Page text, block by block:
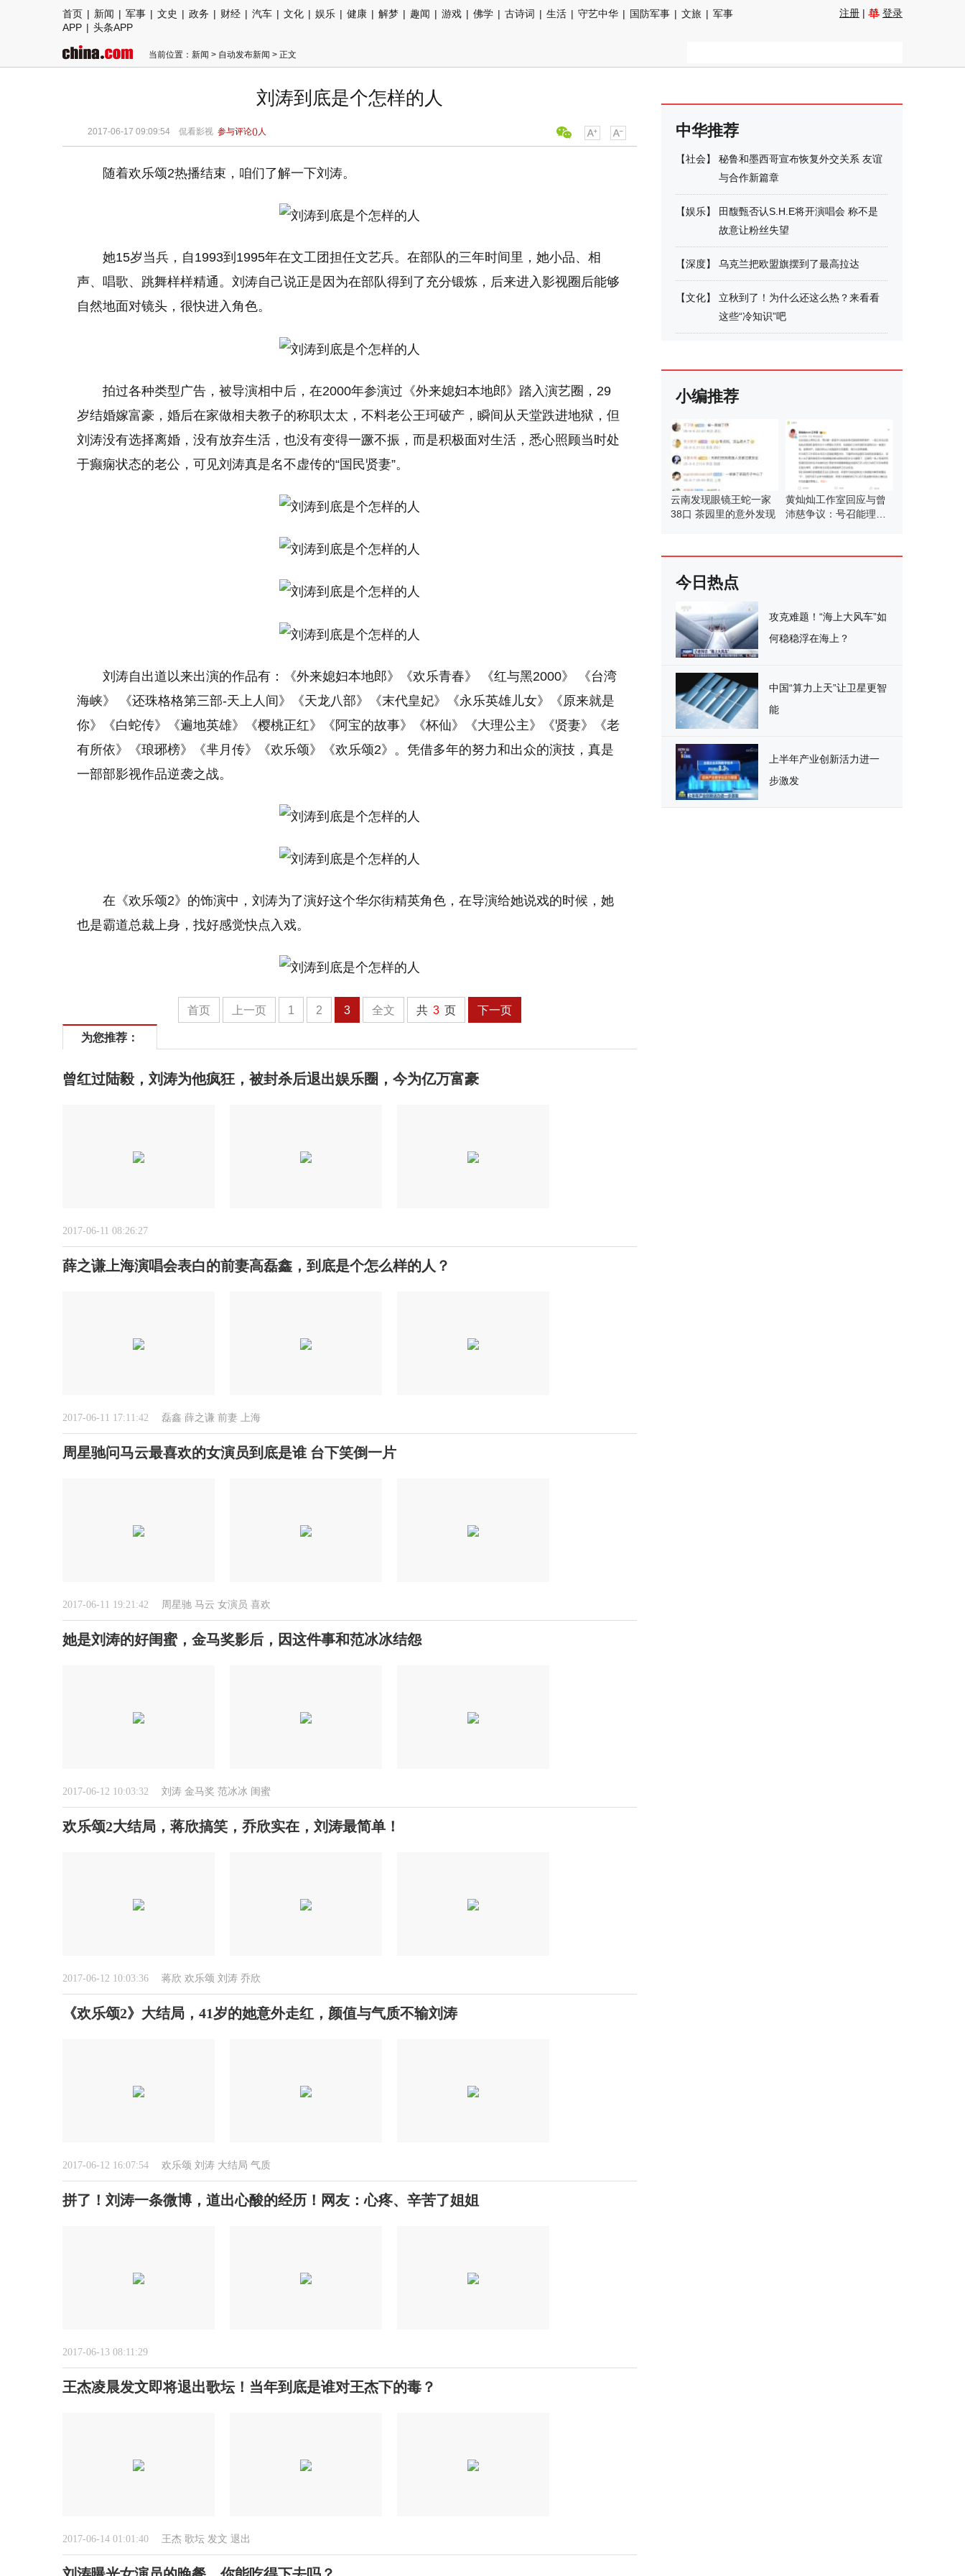
首页 | 新闻 | 军事 | 文史 | 政务 | 财经 | 汽车 | 文化 | 娱乐 | 健康 | 解梦 | 趣闻 | 游戏 | 佛学 | 古诗词 | 生活 | 守艺中华 | 国防军事 | 文旅 | 军事
APP | 头条APP
注册 | 登录
当前位置： 新闻 > 自动发布新闻 > 正文
刘涛到底是个怎样的人
2017-06-17 09:09:54 侃看影视 参与评论()人
随着欢乐颂2热播结束，咱们了解一下刘涛。
她15岁当兵，自1993到1995年在文工团担任文艺兵。在部队的三年时间里，她小品、相
声、唱歌、跳舞样样精通。刘涛自己说正是因为在部队得到了充分锻炼，后来进入影视圈后能够
自然地面对镜头，很快进入角色。
拍过各种类型广告，被导演相中后，在2000年参演过《外来媳妇本地郎》踏入演艺圈，29
岁结婚嫁富豪，婚后在家做相夫教子的称职太太，不料老公王珂破产，瞬间从天堂跌进地狱，但
刘涛没有选择离婚，没有放弃生活，也没有变得一蹶不振，而是积极面对生活，悉心照顾当时处
于癫痫状态的老公，可见刘涛真是名不虚传的“国民贤妻”。
刘涛自出道以来出演的作品有：《外来媳妇本地郎》《欢乐青春》 《红与黑2000》 《台湾
海峡》 《还珠格格第三部-天上人间》《天龙八部》《末代皇妃》《永乐英雄儿女》《原来就是
你》《白蛇传》《遍地英雄》《樱桃正红》《阿宝的故事》《杯仙》《大理公主》《贤妻》《老
有所依》《琅琊榜》《芈月传》《欢乐颂》《欢乐颂2》。凭借多年的努力和出众的演技，真是
一部部影视作品逆袭之战。
在《欢乐颂2》的饰演中，刘涛为了演好这个华尔街精英角色，在导演给她说戏的时候，她
也是霸道总裁上身，找好感觉快点入戏。
首页 上一页 1 2 3 全文 共 3 页 下一页
为您推荐：
曾红过陆毅，刘涛为他疯狂，被封杀后退出娱乐圈，今为亿万富豪
2017-06-11 08:26:27
薛之谦上海演唱会表白的前妻高磊鑫，到底是个怎么样的人？
2017-06-11 17:11:42 磊鑫 薛之谦 前妻 上海
周星驰问马云最喜欢的女演员到底是谁 台下笑倒一片
2017-06-11 19:21:42 周星驰 马云 女演员 喜欢
她是刘涛的好闺蜜，金马奖影后，因这件事和范冰冰结怨
2017-06-12 10:03:32 刘涛 金马奖 范冰冰 闺蜜
欢乐颂2大结局，蒋欣搞笑，乔欣实在，刘涛最简单！
2017-06-12 10:03:36 蒋欣 欢乐颂 刘涛 乔欣
《欢乐颂2》大结局，41岁的她意外走红，颜值与气质不输刘涛
2017-06-12 16:07:54 欢乐颂 刘涛 大结局 气质
拼了！刘涛一条微博，道出心酸的经历！网友：心疼、辛苦了姐姐
2017-06-13 08:11:29
王杰凌晨发文即将退出歌坛！当年到底是谁对王杰下的毒？
2017-06-14 01:01:40 王杰 歌坛 发文 退出
中华推荐
【社会】
秘鲁和墨西哥宣布恢复外交关系 友谊
与合作新篇章
【娱乐】
田馥甄否认S.H.E将开演唱会 称不是
故意让粉丝失望
【深度】 乌克兰把欧盟旗摆到了最高拉达
【文化】
立秋到了！为什么还这么热？来看看
这些“冷知识”吧
小编推荐
云南发现眼镜王蛇一家
38口 茶园里的意外发现
黄灿灿工作室回应与曾
沛慈争议：号召能理智
今日热点
攻克难题！“海上大风车”如
何稳稳浮在海上？
中国“算力上天”让卫星更智
能
上半年产业创新活力进一
步激发